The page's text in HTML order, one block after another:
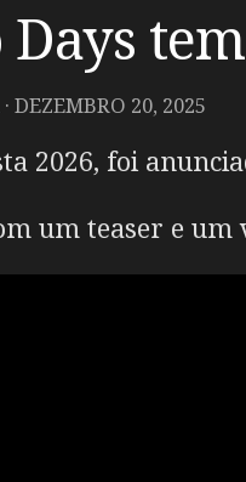
· DEZEMBRO 20, 2025
2026, foi
um teaser e